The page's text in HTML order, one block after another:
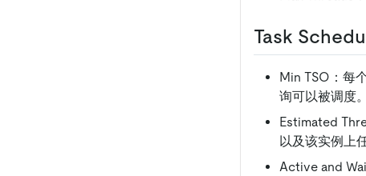
Task
Min TSO：每
询可以被调度
Estimated
以及该实例上
Active and